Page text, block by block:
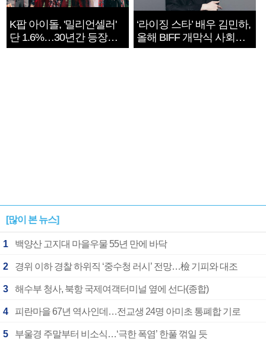
K팝 아이돌, '밀리언셀러'
단 1.6%…30년간 등장
1182개팀 전수조사
‘라이징 스타’ 배우 김민하,
올해 BIFF 개막식 사회자
확정
[많이 본 뉴스]
1 백양산 고지대 마을우물 55년 만에 바닥
2 경위 이하 경찰 하위직 ‘중수청 러시’ 전망…檢 기피와 대조
3 해수부 청사, 북항 국제여객터미널 옆에 선다(종합)
4 피란마을 67년 역사인데…전교생 24명 아미초 통폐합 기로
5 부울경 주말부터 비소식…‘극한 폭염’ 한풀 꺾일 듯